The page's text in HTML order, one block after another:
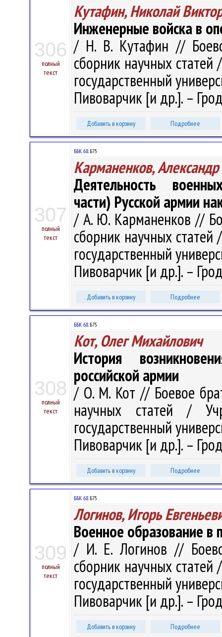
306
полный
текст
Кутафин, Николай
Инженерные войска в
/ Н. В. Кутафин //
сборник научных
государственный
Пивоварчик [и др.]. –
Добавить в корзину Подробнее
307
полный
текст
ББК 68.Б75
Карманенков,
Деятельность
части) Русской армии
/ А. Ю. Карманенков //
сборник научных
государственный
Пивоварчик [и др.]. –
Добавить в корзину Подробнее
308
полный
текст
ББК 68.Б75
Кот, Олег Михайлович
История
российской армии
/ О. М. Кот // Боевое
научных статей /
государственный
Пивоварчик [и др.]. –
Добавить в корзину Подробнее
309
полный
текст
ББК 68.Б75
Логинов, Игорь
Военное образование в
/ И. Е. Логинов //
сборник научных
государственный
Пивоварчик [и др.]. –
Добавить в корзину Подробнее